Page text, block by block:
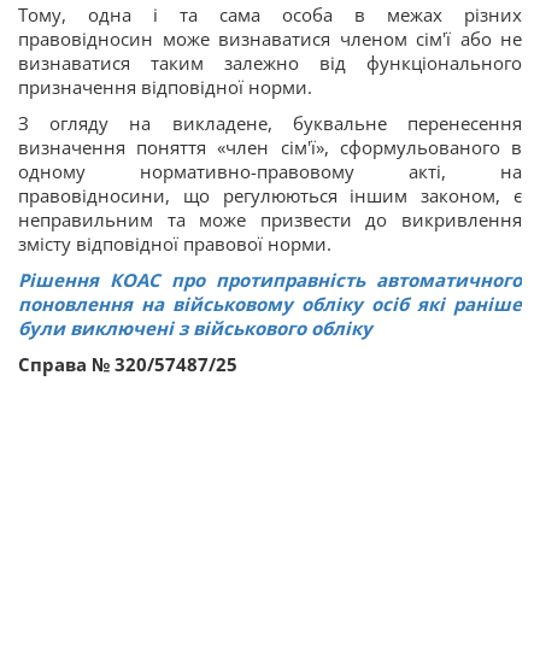
Тому, одна і та сама особа в межах різних
правовідносин може визнаватися членом сім'ї або не
визнаватися таким залежно від функціонального
призначення відповідної норми.
З огляду на викладене, буквальне перенесення
визначення поняття «член сім'ї», сформульованого в
одному нормативно-правовому акті, на
правовідносини, що регулюються іншим законом, є
неправильним та може призвести до викривлення
змісту відповідної правової норми.
Рішення КОАС про протиправність автоматичного
поновлення на військовому обліку осіб які раніше
були виключені з військового обліку
Справа № 320/57487/25